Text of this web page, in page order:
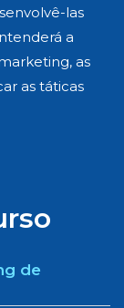
las
a
as
as táticas
de